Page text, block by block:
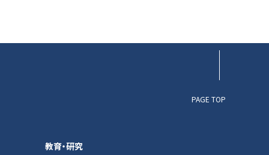
PAGE TOP
教育・研究